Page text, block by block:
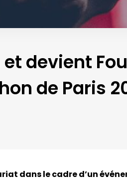
devient
de Paris
dans le cadre d’un